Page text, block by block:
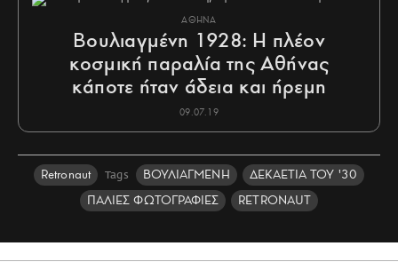
ΑΘΗΝΑ
Βουλιαγμένη 1928: Η πλέον
κοσμική παραλία της Αθήνας
κάποτε ήταν άδεια και ήρεμη
09.07.19
Retronaut Tags ΒΟΥΛΙΑΓΜΕΝΗ
ΔΕΚΑΕΤΙΑ ΤΟΥ '30
ΠΑΛΙΕΣ ΦΩΤΟΓΡΑΦΙΕΣ
RETRONAUT